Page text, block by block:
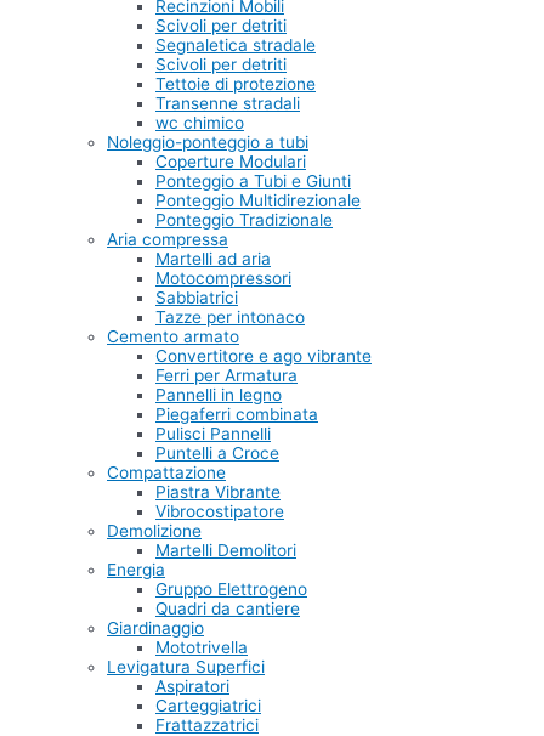
Recinzioni Mobili
Scivoli per detriti
Segnaletica stradale
Scivoli per detriti
Tettoie di protezione
Transenne stradali
wc chimico
Noleggio-ponteggio a tubi
Coperture Modulari
Ponteggio a Tubi e Giunti
Ponteggio Multidirezionale
Ponteggio Tradizionale
Aria compressa
Martelli ad aria
Motocompressori
Sabbiatrici
Tazze per intonaco
Cemento armato
Convertitore e ago vibrante
Ferri per Armatura
Pannelli in legno
Piegaferri combinata
Pulisci Pannelli
Puntelli a Croce
Compattazione
Piastra Vibrante
Vibrocostipatore
Demolizione
Martelli Demolitori
Energia
Gruppo Elettrogeno
Quadri da cantiere
Giardinaggio
Mototrivella
Levigatura Superfici
Aspiratori
Carteggiatrici
Frattazzatrici